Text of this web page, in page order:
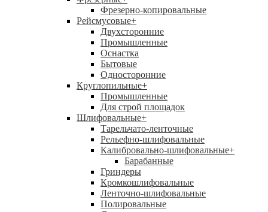
Фрезерно-копировальные
Рейсмусовые+
Двухсторонние
Промышленные
Оснастка
Бытовые
Односторонние
Круглопильные+
Промышленные
Для строй площадок
Шлифовальные+
Тарельчато-ленточные
Рельефно-шлифовальные
Калибровально-шлифовальные+
Барабанные
Гриндеры
Кромкошлифовальные
Ленточно-шлифовальные
Полировальные